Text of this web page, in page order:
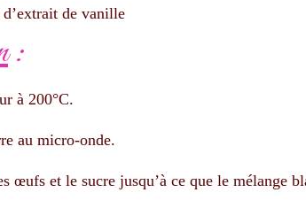
de vanille
:
à 200°C.
au micro-onde.
œufs et le sucre jusqu’à ce que le mélange